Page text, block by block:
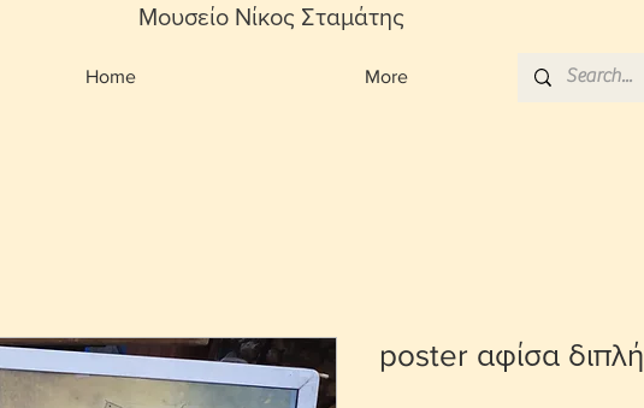
Home More
Μουσείο Νίκος Σταμάτης
poster αφίσα διπλή